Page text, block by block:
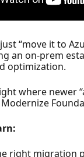
“move it to
an on-prem
optimization.
where newer
right migration